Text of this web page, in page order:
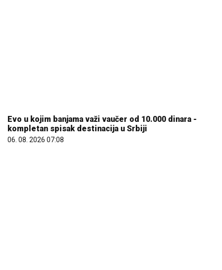
Evo u kojim banjama važi vaučer od 10.000 dinara -
kompletan spisak destinacija u Srbiji
06. 08. 2026 07:08